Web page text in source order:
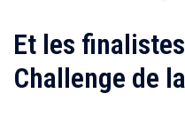
Et les
Challenge de